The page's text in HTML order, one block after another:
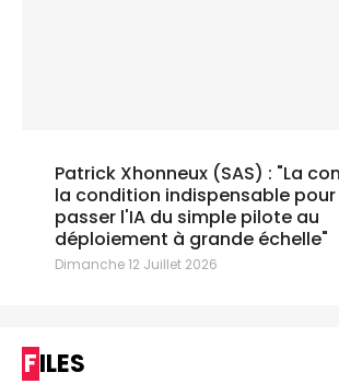
Patrick Xhonneux (SAS) : "La
la condition indispensable
passer l'IA du simple pilote au
déploiement à grande échelle"
Dimanche 12 Juillet 2026
FILES